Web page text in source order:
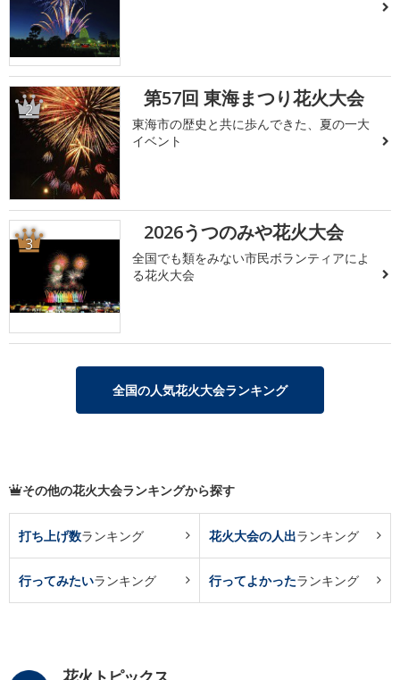
2 第57回 東海まつり花火大会
東海市の歴史と共に歩んできた、夏の一大
イベント
3 2026うつのみや花火大会
全国でも類をみない市民ボランティアによ
る花火大会
全国の人気花火大会ランキング
その他の花火大会ランキングから探す
打ち上げ数ランキング 花火大会の人出ランキング
行ってみたいランキング 行ってよかったランキング